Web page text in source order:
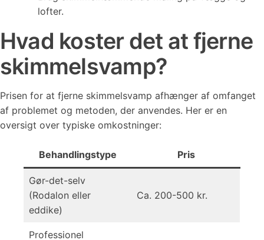
lofter.
Hvad koster det at fjerne
skimmelsvamp?
Prisen for at fjerne skimmelsvamp afhænger af omfanget
af problemet og metoden, der anvendes. Her er en
oversigt over typiske omkostninger:
Behandlingstype Pris
Gør-det-selv
(Rodalon eller
eddike)
Ca. 200-500 kr.
Professionel